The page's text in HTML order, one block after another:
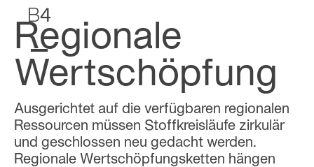
Regionale
Wertschöpfung
Ausgerichtet auf die verfügbaren regionalen
Ressourcen müssen Stoffkreisläufe zirkulär
und geschlossen neu gedacht werden.
Regionale Wertschöpfungsketten hängen
B4